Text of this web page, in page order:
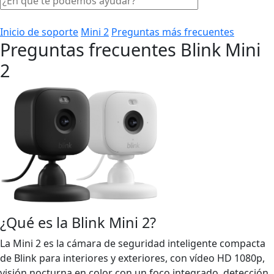
Inicio de soporte Mini 2 Preguntas más frecuentes
Preguntas frecuentes Blink Mini
2
¿Qué es la Blink Mini 2?
La Mini 2 es la cámara de seguridad inteligente compacta
de Blink para interiores y exteriores, con vídeo HD 1080p,